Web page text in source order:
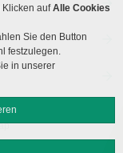
Klicken aufAlle Cookies
Sie den Button
festzulegen.
in unserer